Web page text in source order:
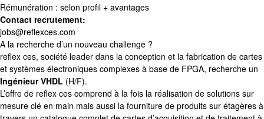
Rémunération : selon profil + avantages
Contact recrutement:
jobs@reflexces.com
A la recherche d’un nouveau challenge ?
reflex ces, société leader dans la conception et la fabrication de cartes
et systèmes électroniques complexes à base de FPGA, recherche un
Ingénieur VHDL (H/F).
L’offre de reflex ces comprend à la fois la réalisation de solutions sur
mesure clé en main mais aussi la fourniture de produits sur étagères à